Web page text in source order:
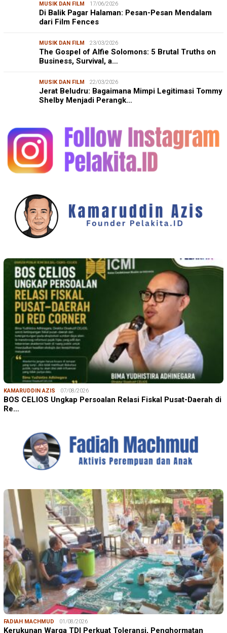
MUSIK DAN FILM 17/06/2026
Di Balik Pagar Halaman: Pesan-Pesan Mendalam
dari Film Fences
MUSIK DAN FILM 23/03/2026
The Gospel of Alfie Solomons: 5 Brutal Truths on
Business, Survival, a…
MUSIK DAN FILM 22/03/2026
Jerat Beludru: Bagaimana Mimpi Legitimasi Tommy
Shelby Menjadi Perangk…
KAMARUDDIN AZIS 07/08/2026
BOS CELIOS Ungkap Persoalan Relasi Fiskal Pusat-Daerah di
Re…
FADIAH MACHMUD 01/08/2026
Kerukunan Warga TDI Perkuat Toleransi, Penghormatan